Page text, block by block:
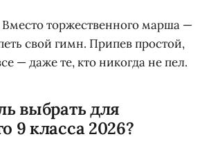
Вместо торжественного марша —
свой гимн. Припев простой,
— даже те, кто никогда не пел.
выбрать для
9 класса 2026?